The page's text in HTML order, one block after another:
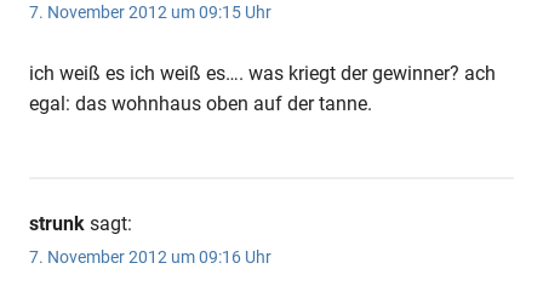
7. November 2012 um 09:15 Uhr
ich weiß es ich weiß es…. was kriegt der gewinner? ach
egal: das wohnhaus oben auf der tanne.
strunk sagt:
7. November 2012 um 09:16 Uhr